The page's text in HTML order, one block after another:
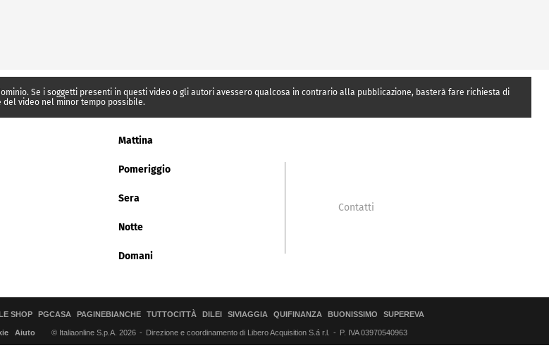
Se i soggetti presenti in questi video o gli autori avessero qualcosa in contrario alla pubblicazione, basterà fare richiesta di
video nel minor tempo possibile.
Mattina
Pomeriggio
Sera
Notte
Domani
Contatti
SHOP PGCASA PAGINEBIANCHE TUTTOCITTÀ DILEI SIVIAGGIA QUIFINANZA BUONISSIMO SUPEREVA
Aiuto © Italiaonline S.p.A. 2026 Direzione e coordinamento di Libero Acquisition S.á r.l. P. IVA 03970540963